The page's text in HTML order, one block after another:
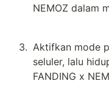
NEMOZ dalam
3. Aktifkan mode
seluler, lalu
FANDING x